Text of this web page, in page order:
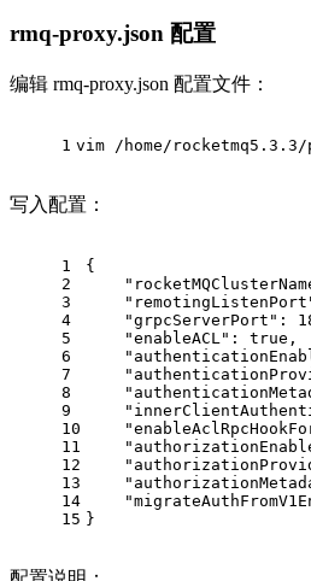
rmq-proxy.json 配置
编辑 rmq-proxy.json 配置文件：
1 vim /home/
写入配置：
1
2
3
4
5
6
7
8
9
10
11
12
13
14
15
{
"grpcServerPort":
"enableACL":
true ,
}